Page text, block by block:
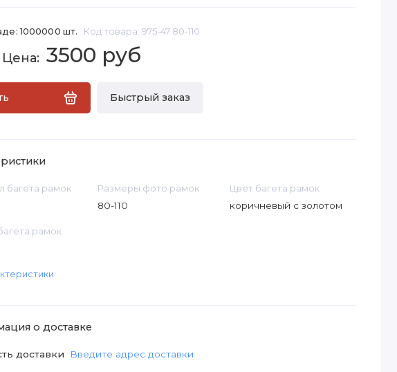
1000000 шт. Код товара: 975-47 80-110
3500 руб
Быстрый заказ
багета рамок Размеры фото рамок
80-110
Цвет багета рамок
коричневый с золотом
рамок
о доставке
доставки Введите адрес доставки